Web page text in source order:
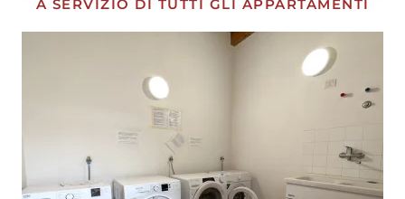
A SERVIZIO DI TUTTI GLI APPARTAMENTI